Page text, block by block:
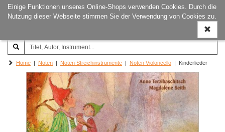
Einige Funktionen unseres Online-Shops verwenden Cookies. Durch die
Nutzung dieser Webseite stimmen Sie der Verwendung von Cookies zu.
ein-/
Joachim‐Trekel‐Musikverlag,
Hamburg
Home | Noten | Noten Streichinstrumente | Noten Violoncello | Kinderlieder